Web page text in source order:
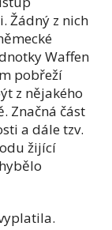
Žádný z nich
Waffen
pobřeží
z nějakého
Značná část
a dále tzv.
žijící